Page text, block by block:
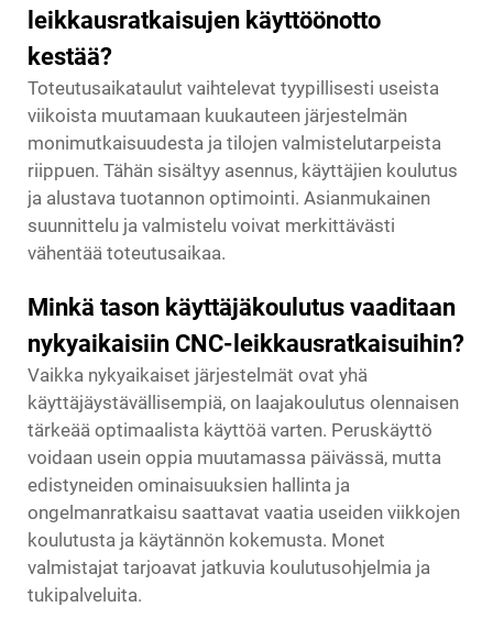
leikkausratkaisujen käyttöönotto
kestää?
Toteutusaikataulut vaihtelevat tyypillisesti useista
viikoista muutamaan kuukauteen järjestelmän
monimutkaisuudesta ja tilojen valmistelutarpeista
riippuen. Tähän sisältyy asennus, käyttäjien koulutus
ja alustava tuotannon optimointi. Asianmukainen
suunnittelu ja valmistelu voivat merkittävästi
vähentää toteutusaikaa.
Minkä tason käyttäjäkoulutus vaaditaan
nykyaikaisiin CNC-leikkausratkaisuihin?
Vaikka nykyaikaiset järjestelmät ovat yhä
käyttäjäystävällisempiä, on laajakoulutus olennaisen
tärkeää optimaalista käyttöä varten. Peruskäyttö
voidaan usein oppia muutamassa päivässä, mutta
edistyneiden ominaisuuksien hallinta ja
ongelmanratkaisu saattavat vaatia useiden viikkojen
koulutusta ja käytännön kokemusta. Monet
valmistajat tarjoavat jatkuvia koulutusohjelmia ja
tukipalveluita.